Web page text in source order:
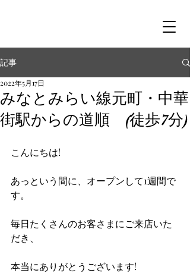
記事
みなとみらい線元町・中華
街駅からの道順 (徒歩7分)
2022年5月17日
こんにちは!
あっという間に、オープンして1週間で
す。
毎日たくさんのお客さまにご来店いた
だき、
本当にありがとうございます!